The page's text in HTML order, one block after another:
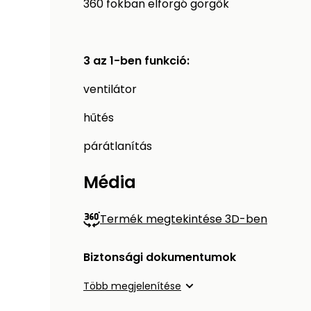
360 fokban elforgó görgők
3 az 1-ben funkció:
ventilátor
hűtés
párátlanítás
Média
Termék megtekintése 3D-ben
Biztonsági dokumentumok
Több megjelenítése